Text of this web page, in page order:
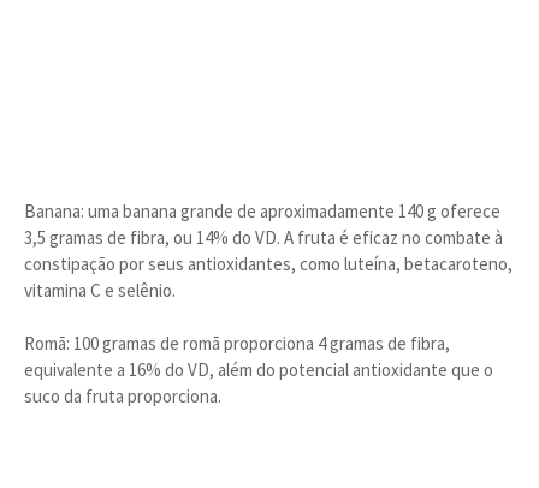
Banana: uma banana grande de aproximadamente 140 g oferece
3,5 gramas de fibra, ou 14% do VD. A fruta é eficaz no combate à
constipação por seus antioxidantes, como luteína, betacaroteno,
vitamina C e selênio.
Romã: 100 gramas de romã proporciona 4 gramas de fibra,
equivalente a 16% do VD, além do potencial antioxidante que o
suco da fruta proporciona.